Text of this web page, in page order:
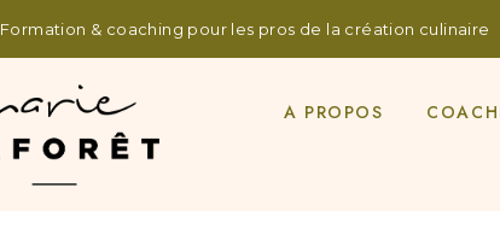
Formation & coaching pour les pros de la création culinaire
A PROPOS